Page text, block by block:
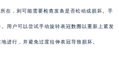
在，则可能需要检查发条是否松动或损坏。手
用户可以尝试手动旋转表冠数圈以重新上紧发
进行，并避免过度拉伸表冠导致损坏。